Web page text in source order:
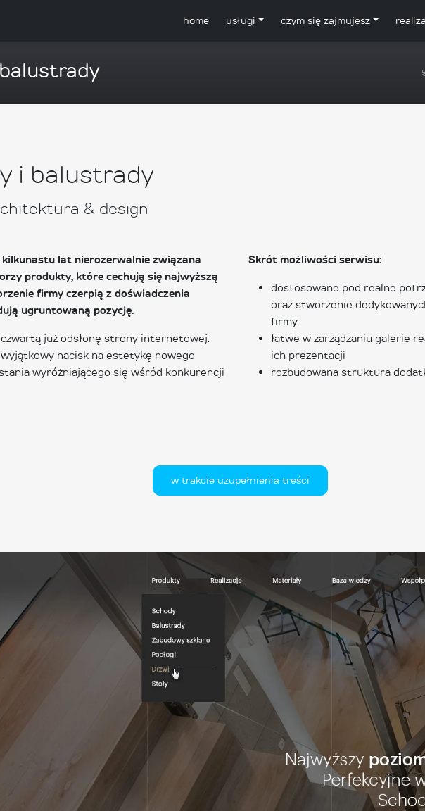
home usługi czym się zajmujesz
i balustrady
& design
lat nierozerwalnie związana
produkty, które cechują się najwyższą
firmy czerpią z doświadczenia
ugruntowaną pozycję.
czwartą już odsłonę strony internetowej.
nacisk na estetykę nowego
wyróżniającego się wśród konkurencji
Skrót możliwości serwisu:
dostosowane pod realne
oraz stworzenie
firmy
łatwe w zarządzaniu galerie
ich prezentacji
rozbudowana struktura
w trakcie uzupełnienia treści